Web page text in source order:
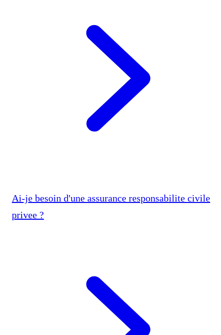
Ai-je besoin d'une assurance responsabilite civile
privee ?